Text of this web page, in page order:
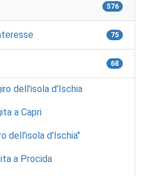
576
75
68
dell'isola d'Ischia
a Capri
dell'isola d'Ischia"
a Procida